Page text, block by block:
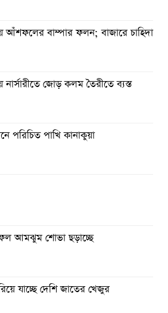
দিবস পালিত
তুলেছে কদম ফুল
আঁশফলের বাম্পার ফলন; বাজারে চাহিদা
নার্সারীতে জোড় কলম তৈরীতে ব্যস্ত
পরিচিত পাখি কানাকুয়া
আমঝুম শোভা ছড়াচ্ছে
যাচ্ছে দেশি জাতের খেজুর